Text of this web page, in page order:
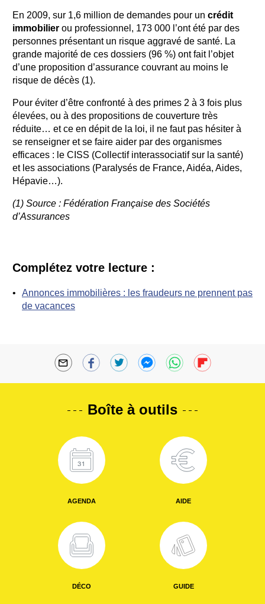
En 2009, sur 1,6 million de demandes pour un crédit
immobilier ou professionnel, 173 000 l’ont été par des
personnes présentant un risque aggravé de santé. La
grande majorité de ces dossiers (96 %) ont fait l’objet
d’une proposition d’assurance couvrant au moins le
risque de décès (1).
Pour éviter d’être confronté à des primes 2 à 3 fois plus
élevées, ou à des propositions de couverture très
réduite… et ce en dépit de la loi, il ne faut pas hésiter à
se renseigner et se faire aider par des organismes
efficaces : le CISS (Collectif interassociatif sur la santé)
et les associations (Paralysés de France, Aidéa, Aides,
Hépavie…).
(1) Source : Fédération Française des Sociétés
d’Assurances
Complétez votre lecture :
Annonces immobilières : les fraudeurs ne prennent pas
de vacances
Boîte à outils
AGENDA AIDE
DÉCO GUIDE